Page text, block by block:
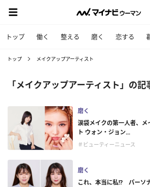
トップ 働く 整える 磨く 恋する
トップ メイクアップアーティスト
「メイクアップアーティスト」の記
磨く
涙袋メイクの第一人者、メ
ト ウォン・ジョン...
＃ビューティーニュース
磨く
これ、本当に私!? パーソ